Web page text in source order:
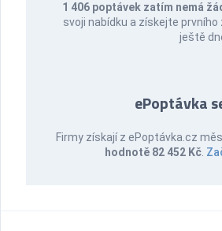
1 406 poptávek zatím nemá
svoji nabídku a získejte
ještě
ePoptávka
Firmy získají z ePoptávka.cz
hodnotě 82 452 Kč